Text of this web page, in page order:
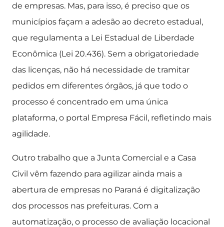
de empresas. Mas, para isso, é preciso que os
municípios façam a adesão ao decreto estadual,
que regulamenta a Lei Estadual de Liberdade
Econômica (Lei 20.436). Sem a obrigatoriedade
das licenças, não há necessidade de tramitar
pedidos em diferentes órgãos, já que todo o
processo é concentrado em uma única
plataforma, o portal Empresa Fácil, refletindo mais
agilidade.
Outro trabalho que a Junta Comercial e a Casa
Civil vêm fazendo para agilizar ainda mais a
abertura de empresas no Paraná é digitalização
dos processos nas prefeituras. Com a
automatização, o processo de avaliação locacional